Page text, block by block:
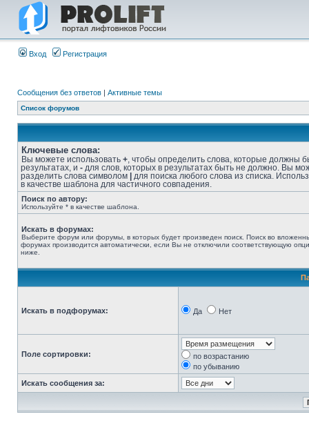
Вход Регистрация
Сообщения без ответов | Активные темы
Список форумов
Ключевые слова:
Вы можете использовать + , чтобы определить слова, которые должны
результатах, и - для слов, которых в результатах быть не должно. Вы
разделить слова символом
для поиска любого слова из списка.
в качестве шаблона для частичного совпадения.
Поиск по автору:
Используйте * в качестве шаблона.
Искать в форумах:
Выберите форум или форумы, в которых будет произведен поиск. Поиск во
форумах производится автоматически, если Вы не отключили соответствующую
ниже.
Искать в подфорумах: Да Нет
Поле сортировки:
по возрастанию
по убыванию
Искать сообщения за: